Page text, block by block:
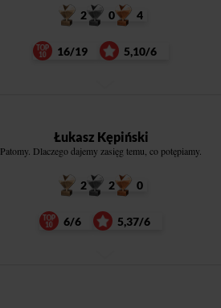
2 0 4
16/19 5,10/6
Łukasz Kępiński
Patomy. Dlaczego dajemy zasięg temu, co potępiamy.
2 2 0
6/6 5,37/6